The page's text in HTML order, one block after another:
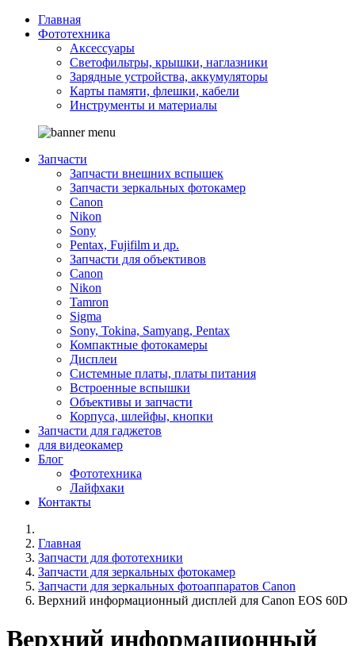
Главная
Фототехника
Аксессуары
Светофильтры, крышки, наглазники
Зарядные устройства, аккумуляторы
Карты памяти, флешки, кабели
Инструменты и материалы
Запчасти
Запчасти внешних вспышек
Запчасти зеркальных фотокамер
Canon
Nikon
Sony
Pentax, Fujifilm и др.
Запчасти для объективов
Canon
Nikon
Tamron
Sigma
Sony, Tokina, Samyang, Pentax
Компактные фотокамеры
Дисплеи
Системные платы, платы питания
Встроенные вспышки
Объективы и запчасти
Корпуса, шлейфы, кнопки
Запчасти для гаджетов
для видеокамер
Блог
Фототехника
Лайфхаки
Контакты
Главная
Запчасти для фототехники
Запчасти для зеркальных фотокамер
Запчасти для зеркальных фотоаппаратов Canon
Верхний информационный дисплей для Canon EOS 60D
Верхний информационный